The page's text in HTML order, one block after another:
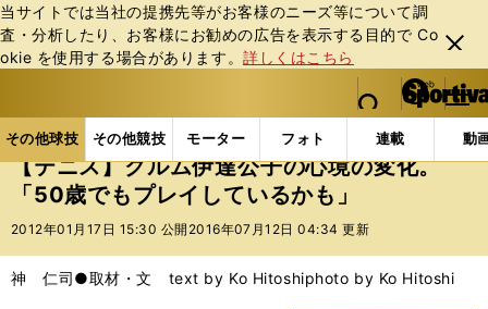
当サイトでは当社の提携先等がお客様のニーズ等について調
査・分析したり、お客様にお勧めの広告を表⽰する⽬的で Co
okie を使⽤する場合があります。詳しくはこちら
閉じ
る
web Sportiva (webスポルティーバ)
検索
マイペ
ー
ジ
メニュ
その他球技 その他競技 モーター フォト 連載 動
ス
ポ
ル
バ
その他球技の記事一覧 テニス 【テニス】クルム伊
【テニス】クルム伊達公子の心境の変化。
「50歳でもプレイしているかも」
2012年01月17日 15:30 公開 2016年07月12日 04:34 更新
神 仁司●取材・文 text by Ko Hitoshiphoto by Ko Hitoshi